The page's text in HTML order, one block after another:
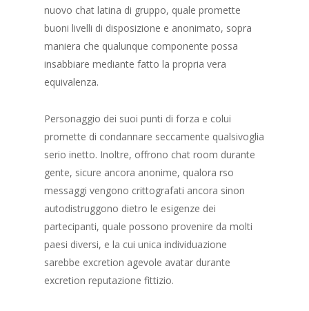
nuovo chat latina di gruppo, quale promette
buoni livelli di disposizione e anonimato, sopra
maniera che qualunque componente possa
insabbiare mediante fatto la propria vera
equivalenza.
Personaggio dei suoi punti di forza e colui
promette di condannare seccamente qualsivoglia
serio inetto. Inoltre, offrono chat room durante
gente, sicure ancora anonime, qualora rso
messaggi vengono crittografati ancora sinon
autodistruggono dietro le esigenze dei
partecipanti, quale possono provenire da molti
paesi diversi, e la cui unica individuazione
sarebbe excretion agevole avatar durante
excretion reputazione fittizio.